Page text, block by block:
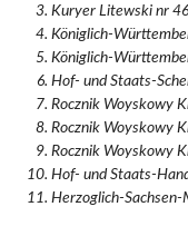
Kuryer Litewski nr
Königlich-
Königlich-
Hof- und Staats-
Rocznik Woyskowy
Rocznik Woyskowy
Rocznik Woyskowy
Hof- und Staats-
Herzoglich-